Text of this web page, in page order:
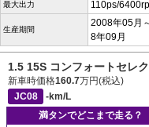
最大出力 110ps/
生産期間
2008年05月
8年09月
1.5 15S コンフォートセレ
新車時価格160.7万円(税込)
JC08
-km/L
満タンでどこまで走る？